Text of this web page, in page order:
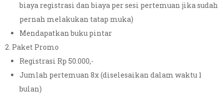
biaya registrasi dan biaya per sesi pertemuan jika sudah
pernah melakukan tatap muka)
Mendapatkan buku pintar
Paket Promo
Registrasi Rp 50.000,-
Jumlah pertemuan 8x (diselesaikan dalam waktu 1
bulan)